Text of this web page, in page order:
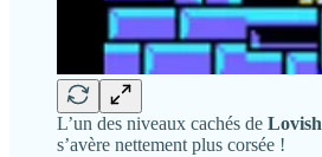
L’un des niveaux cachés de Lovish
s’avère nettement plus corsée !